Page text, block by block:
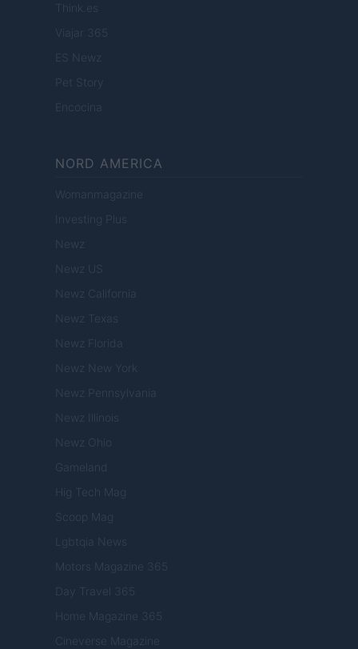
Think.es
Viajar 365
ES Newz
Pet Story
Encocina
NORD AMERICA
Womanmagazine
Investing Plus
Newz
Newz US
Newz California
Newz Texas
Newz Florida
Newz New York
Newz Pennsylvania
Newz Illinois
Newz Ohio
Gameland
Hig Tech Mag
Scoop Mag
Lgbtqia News
Motors Magazine 365
Day Travel 365
Home Magazine 365
Cineverse Magazine